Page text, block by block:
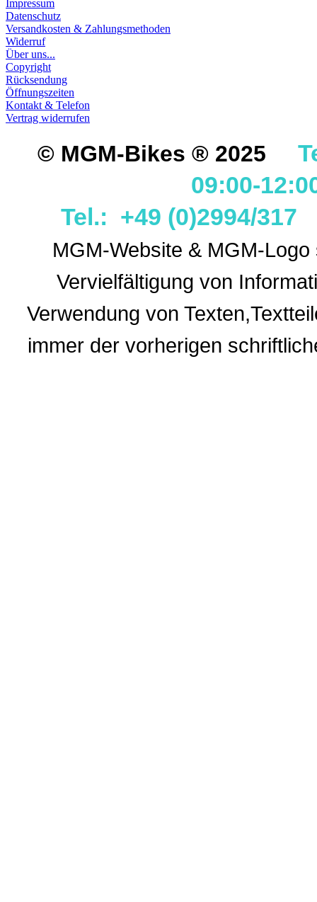
Impressum
Datenschutz
Versandkosten & Zahlungsmethoden
Widerruf
Über uns...
Copyright
Rücksendung
Öffnungszeiten
Kontakt & Telefon
Vertrag widerrufen
© MGM-Bikes ® 2025
09:00-
Tel.: +49 (0)2994/
MGM-Website & MGM-
Vervielfältigung von
Verwendung von
immer der vorherigen